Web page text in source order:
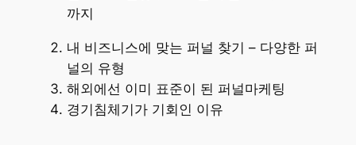
까지
내 비즈니스에 맞는 퍼널 찾기 – 다양한 퍼
널의 유형
해외에선 이미 표준이 된 퍼널마케팅
경기침체기가 기회인 이유